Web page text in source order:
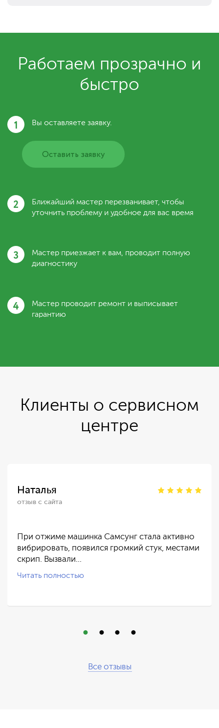
Работаем прозрачно и
быстро
1 Вы оставляете заявку.
Оставить заявку
2
Ближайший мастер перезванивает, чтобы
уточнить проблему и удобное для вас время
3
Мастер приезжает к вам, проводит полную
диагностику
4
Мастер проводит ремонт и выписывает
гарантию
Клиенты о сервисном
центре
Наталья
отзыв с сайта
При отжиме машинка Самсунг стала активно
вибрировать, появился громкий стук, местами
скрип. Вызвали…
Читать полностью
Все отзывы